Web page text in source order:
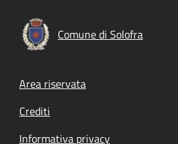
Comune di Solofra
Footer menu
Area riservata
Crediti
Informativa privacy